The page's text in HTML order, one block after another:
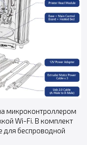
микроконтроллером
Wi-Fi. В комплект
для беспроводной